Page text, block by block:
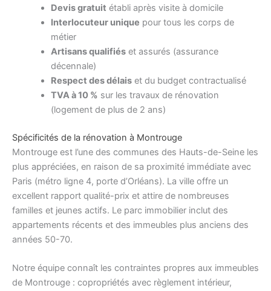
Devis gratuit établi après visite à domicile
Interlocuteur unique pour tous les corps de
métier
Artisans qualifiéset assurés (assurance
décennale)
Respect des délaiset du budget contractualisé
TVA à 10 % sur les travaux de rénovation
(logement de plus de 2 ans)
Spécificités de la rénovation à Montrouge
Montrouge est l’une des communes des Hauts-de-Seine les
plus appréciées, en raison de sa proximité immédiate avec
Paris (métro ligne 4, porte d’Orléans). La ville offre un
excellent rapport qualité-prix et attire de nombreuses
familles et jeunes actifs. Le parc immobilier inclut des
appartements récents et des immeubles plus anciens des
années 50-70.
Notre équipe connaît les contraintes propres aux immeubles
de Montrouge : copropriétés avec règlement intérieur,